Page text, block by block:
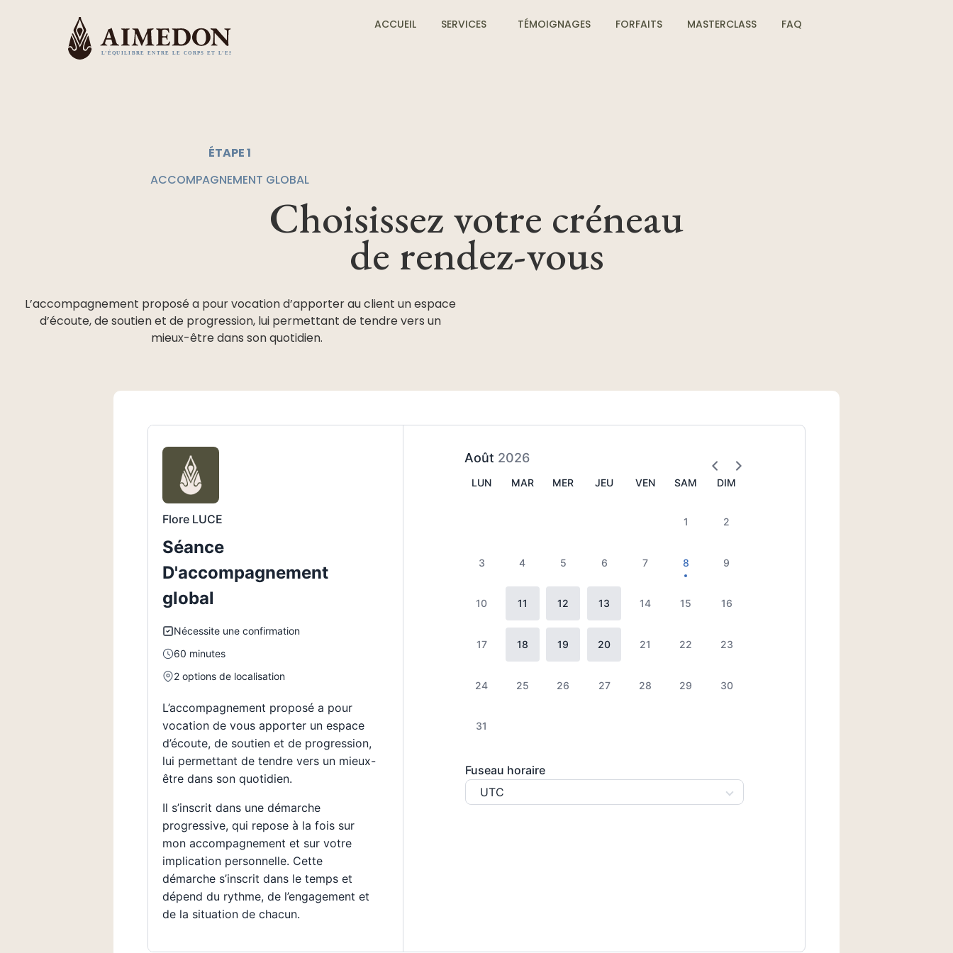
ACCUEIL SERVICES TÉMOIGNAGES FORFAITS MASTERCLASS FAQ
ÉTAPE 1
ACCOMPAGNEMENT GLOBAL
Choisissez votre créneau
de rendez-vous
L’accompagnement proposé a pour vocation d’apporter au client un espace
d’écoute, de soutien et de progression, lui permettant de tendre vers un
mieux-être dans son quotidien.
Flore LUCE
Séance
D'accompagnement
global
Nécessite une confirmation
60 minutes
2 options de localisation
L’accompagnement proposé a pour
vocation de vous apporter un espace
d’écoute, de soutien et de progression,
lui permettant de tendre vers un mieux-
être dans son quotidien.
Il s’inscrit dans une démarche
progressive, qui repose à la fois sur
mon accompagnement et sur votre
implication personnelle. Cette
démarche s’inscrit dans le temps et
dépend du rythme, de l’engagement et
de la situation de chacun.
Août 2026
LUN MAR MER JEU VEN SAM DIM
1 2
3 4 5 6 7 8 9
10 11 12 13 14 15 16
17 18 19 20 21 22 23
24 25 26 27 28 29 30
31
Fuseau horaire
UTC